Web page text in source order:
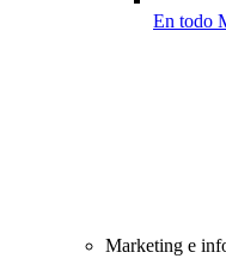
En todo
Marketing e